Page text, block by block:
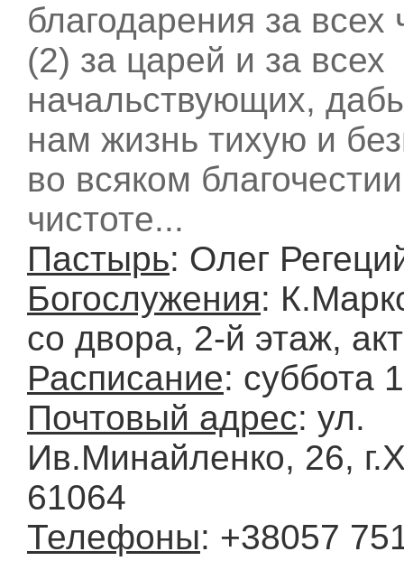
благодарения за всех
(2) за царей и за всех
начальствующих,
нам жизнь тихую и
во всяком
чистоте...
Пастырь: Олег
Богослужения:
со двора, 2-й этаж,
Расписание: суббота
Почтовый адрес: ул.
Ив.Минайленко, 26,
61064
Телефоны: +38057